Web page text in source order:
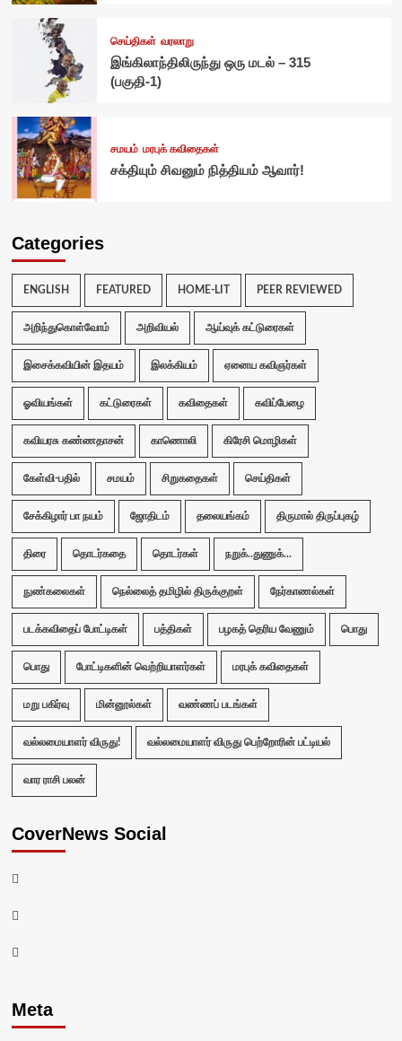
செய்திகள் வரலாறு
இங்கிலாந்திலிருந்து ஒரு மடல் – 315
(பகுதி-1)
சமயம் மரபுக் கவிதைகள்
சக்தியும் சிவனும் நித்தியம் ஆவார்!
Categories
ENGLISH FEATURED HOME-LIT PEER REVIEWED
அறிந்துகொள்வோம் அறிவியல் ஆய்வுக் கட்டுரைகள்
இசைக்கவியின் இதயம் இலக்கியம் ஏனைய கவிஞர்கள்
ஓவியங்கள் கட்டுரைகள் கவிதைகள் கவிப்பேழை
கவியரசு கண்ணதாசன் காணொலி கிரேசி மொழிகள்
கேள்வி-பதில் சமயம் சிறுகதைகள் செய்திகள்
சேக்கிழார் பா நயம் ஜோதிடம் தலையங்கம் திருமால் திருப்புகழ்
திரை தொடர்கதை தொடர்கள் நறுக்..துணுக்...
நுண்கலைகள் நெல்லைத் தமிழில் திருக்குறள் நேர்காணல்கள்
படக்கவிதைப் போட்டிகள் பத்திகள் பழகத் தெரிய வேணும் பொது
பொது போட்டிகளின் வெற்றியாளர்கள் மரபுக் கவிதைகள்
மறு பகிர்வு மின்னூல்கள் வண்ணப் படங்கள்
வல்லமையாளர் விருது! வல்லமையாளர் விருது பெற்றோரின் பட்டியல்
வார ராசி பலன்
CoverNews Social
Facebook
Twitter
Youtube
Meta